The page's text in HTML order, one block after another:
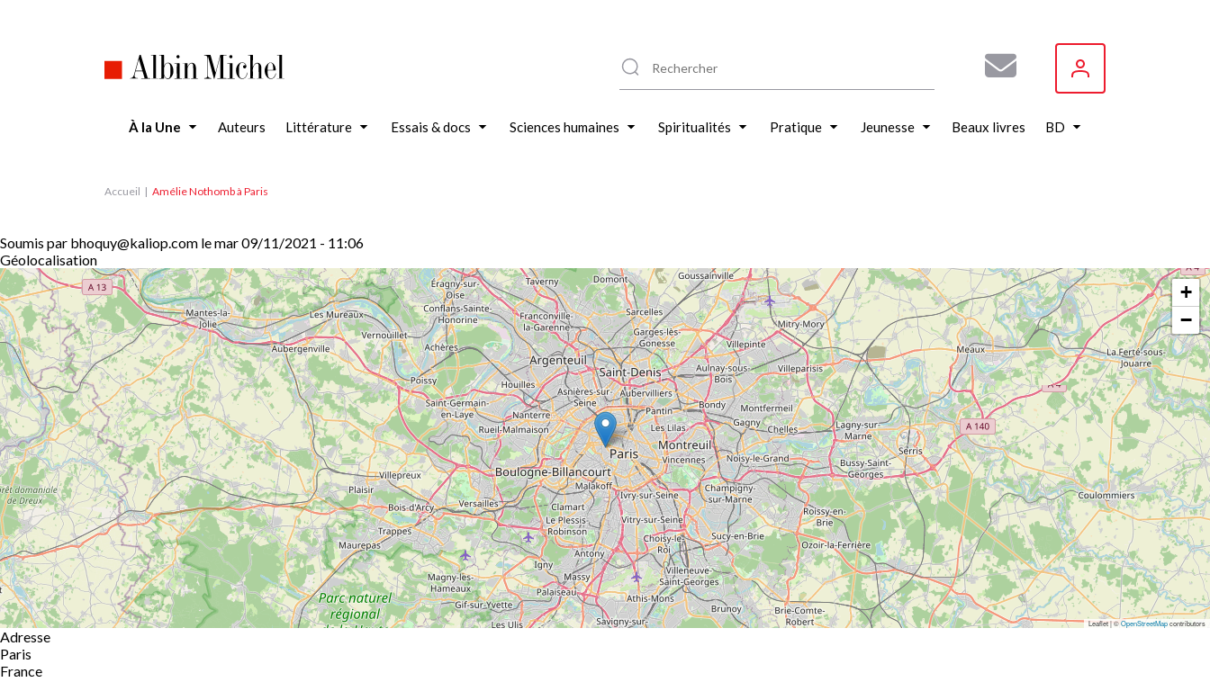
À la Une Auteurs Littérature Essais & docs Sciences humaines Spiritualités Pratique Jeunesse Beaux livres BD
Accueil Amélie Nothomb à Paris
Soumis par bhoquy@kaliop.com lemar 09/11/2021 - 11:06
Géolocalisation
+
−
Leaflet | ©OpenStreetMapcontributors
Adresse
Paris
France